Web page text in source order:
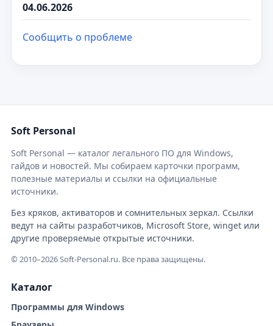
04.06.2026
Сообщить о проблеме
Soft Personal
Soft Personal — каталог легального ПО для Windows,
гайдов и новостей. Мы собираем карточки программ,
полезные материалы и ссылки на официальные
источники.
Без кряков, активаторов и сомнительных зеркал. Ссылки
ведут на сайты разработчиков, Microsoft Store, winget или
другие проверяемые открытые источники.
© 2010–2026 Soft-Personal.ru. Все права защищены.
Каталог
Программы для Windows